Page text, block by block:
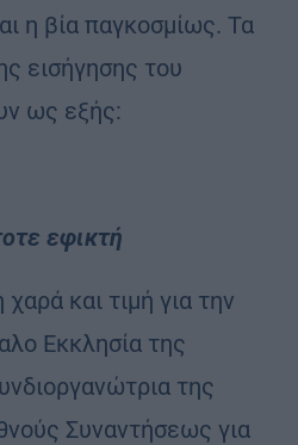
η βία παγκοσμίως. Τα
εισήγησης του
ως εξής:
εφικτή
χαρά και τιμή για την
Εκκλησία της
της
Συναντήσεως για